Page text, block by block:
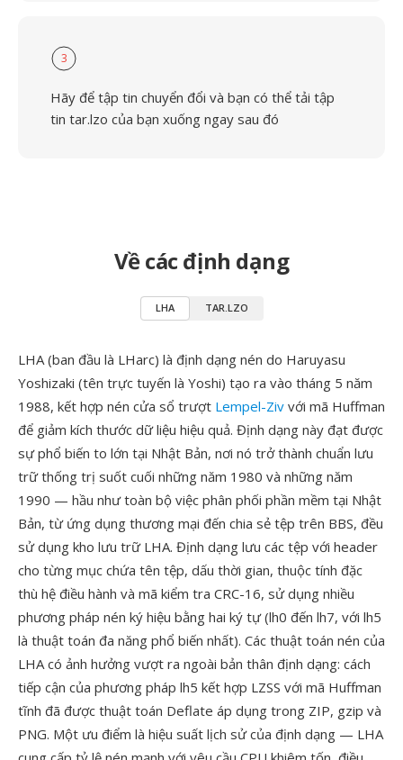
3
Hãy để tập tin chuyển đổi và bạn có thể tải tập
tin tar.lzo của bạn xuống ngay sau đó
Về các định dạng
LHA TAR.LZO
LHA (ban đầu là LHarc) là định dạng nén do Haruyasu
Yoshizaki (tên trực tuyến là Yoshi) tạo ra vào tháng 5 năm
1988, kết hợp nén cửa sổ trượt Lempel-Ziv với mã Huffman
để giảm kích thước dữ liệu hiệu quả. Định dạng này đạt được
sự phổ biến to lớn tại Nhật Bản, nơi nó trở thành chuẩn lưu
trữ thống trị suốt cuối những năm 1980 và những năm
1990 — hầu như toàn bộ việc phân phối phần mềm tại Nhật
Bản, từ ứng dụng thương mại đến chia sẻ tệp trên BBS, đều
sử dụng kho lưu trữ LHA. Định dạng lưu các tệp với header
cho từng mục chứa tên tệp, dấu thời gian, thuộc tính đặc
thù hệ điều hành và mã kiểm tra CRC-16, sử dụng nhiều
phương pháp nén ký hiệu bằng hai ký tự (lh0 đến lh7, với lh5
là thuật toán đa năng phổ biến nhất). Các thuật toán nén của
LHA có ảnh hưởng vượt ra ngoài bản thân định dạng: cách
tiếp cận của phương pháp lh5 kết hợp LZSS với mã Huffman
tĩnh đã được thuật toán Deflate áp dụng trong ZIP, gzip và
PNG. Một ưu điểm là hiệu suất lịch sử của định dạng — LHA